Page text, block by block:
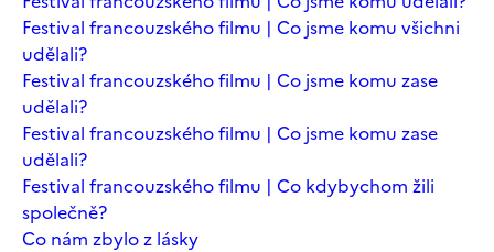
Festival francouzského filmu | Co jsme komu všichni
udělali?
Festival francouzského filmu | Co jsme komu zase
udělali?
Festival francouzského filmu | Co jsme komu zase
udělali?
Festival francouzského filmu | Co kdybychom žili
společně?
Co nám zbylo z lásky